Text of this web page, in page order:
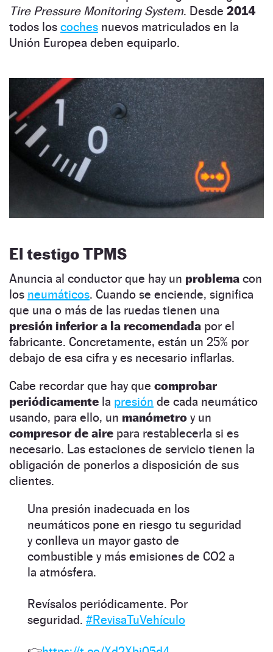
Tire Pressure Monitoring System. Desde 2014
todos los coches nuevos matriculados en la
Unión Europea deben equiparlo.
El testigo TPMS
Anuncia al conductor que hay un problema con
los neumáticos. Cuando se enciende, significa
que una o más de las ruedas tienen una
presión inferior a la recomendada por el
fabricante. Concretamente, están un 25% por
debajo de esa cifra y es necesario inflarlas.
Cabe recordar que hay que comprobar
periódicamente la presión de cada neumático
usando, para ello, un manómetro y un
compresor de aire para restablecerla si es
necesario. Las estaciones de servicio tienen la
obligación de ponerlos a disposición de sus
clientes.
Una presión inadecuada en los
neumáticos pone en riesgo tu seguridad
y conlleva un mayor gasto de
combustible y más emisiones de CO2 a
la atmósfera.
Revísalos periódicamente. Por
seguridad. #RevisaTuVehículo